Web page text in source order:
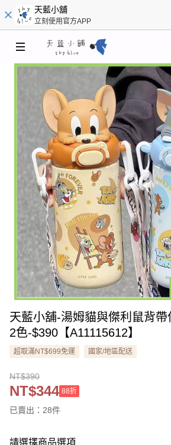
天藍小舖
立刻使用官方APP
天藍小舖-湯姆貓與傑利鼠背
2色-$390【A11115612】
超取滿NT$699免運 國家/地區配送
NT$390
NT$344 88折
已賣出：28件
請選擇商品選項